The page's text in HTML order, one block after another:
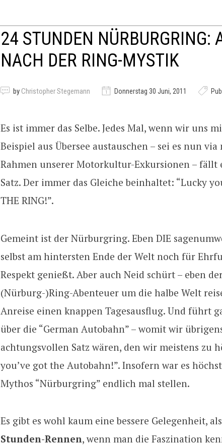
24 STUNDEN NÜRBURGRING:
NACH DER RING-MYSTIK
by Christopher Stegemann Donnerstag 30 Juni, 2011
Es ist immer das Selbe. Jedes Mal, wenn wir uns
Beispiel aus Übersee austauschen – sei es nun
Rahmen unserer Motorkultur-Exkursionen – fällt
Satz. Der immer das Gleiche beinhaltet: “Lucky
THE RING!”.
Gemeint ist der Nürburgring. Eben DIE
selbst am hintersten Ende der Welt noch für
Respekt genießt. Aber auch Neid schürt – eben
(Nürburg-)Ring-Abenteuer um die halbe Welt
Anreise einen knappen Tagesausflug. Und führt
über die “German Autobahn” – womit wir
achtungsvollen Satz wären, den wir meistens zu
you’ve got the Autobahn!”. Insofern war es
Mythos “Nürburgring” endlich mal stellen.
Es gibt es wohl kaum eine bessere Gelegenheit, als
Stunden-Rennen, wenn man die Faszination